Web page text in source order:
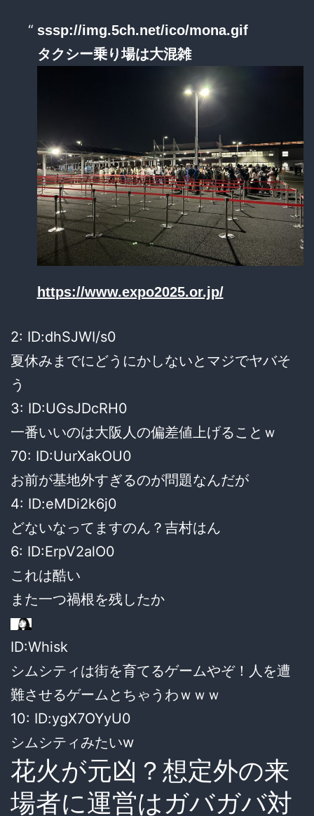
sssp://img.5ch.net/ico/mona.gif
タクシー乗り場は大混雑
https://www.expo2025.or.jp/
2: ID:dhSJWI/s0
夏休みまでにどうにかしないとマジでヤバそ
う
3: ID:UGsJDcRH0
一番いいのは大阪人の偏差値上げることｗ
70: ID:UurXakOU0
お前が基地外すぎるのが問題なんだが
4: ID:eMDi2k6j0
どないなってますのん？吉村はん
6: ID:ErpV2alO0
これは酷い
また一つ禍根を残したか
ID:Whisk
シムシティは街を育てるゲームやぞ！人を遭
難させるゲームとちゃうわｗｗｗ
10: ID:ygX7OYyU0
シムシティみたいw
花火が元凶？想定外の来
場者に運営はガバガバ対